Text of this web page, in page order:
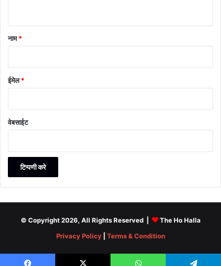
नाम*
ईमेल*
वेबसाईट
© Copyright 2026, All Rights Reserved |
The Ho Halla
Privacy Policy| Terms & Condition